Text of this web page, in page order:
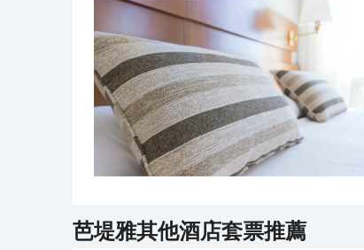
芭堤雅其他酒店套票推薦